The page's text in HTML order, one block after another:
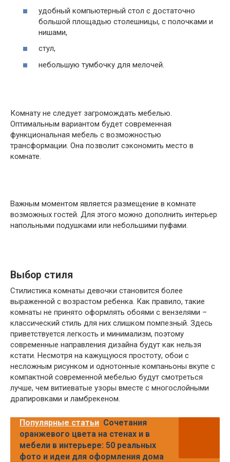
удобный компьютерный стол с достаточно
большой площадью столешницы, с полочками и
нишами,
стул,
небольшую тумбочку для мелочей.
Комнату не следует загромождать мебелью.
Оптимальным вариантом будет современная
функциональная мебель с возможностью
трансформации. Она позволит сэкономить место в
комнате.
Важным моментом является размещение в комнате
возможных гостей. Для этого можно дополнить интерьер
напольными подушками или небольшими пуфами.
Выбор стиля
Стилистика комнаты девочки становится более
выраженной с возрастом ребенка. Как правило, такие
комнаты не принято оформлять обоями с вензелями –
классический стиль для них слишком помпезный. Здесь
приветствуется легкость и минимализм, поэтому
современные направления дизайна будут как нельзя
кстати. Несмотря на кажущуюся простоту, обои с
несложным рисунком и однотонные компаньоны вкупе с
компактной современной мебелью будут смотреться
лучше, чем витиеватые узоры вместе с многослойными
драпировками и ламбрекеном.
Популярные статьи Сочетания
оранжевого цвета на стенах и в
мебели в интерьере: 50 реальных
фото и идеи для оформления дома